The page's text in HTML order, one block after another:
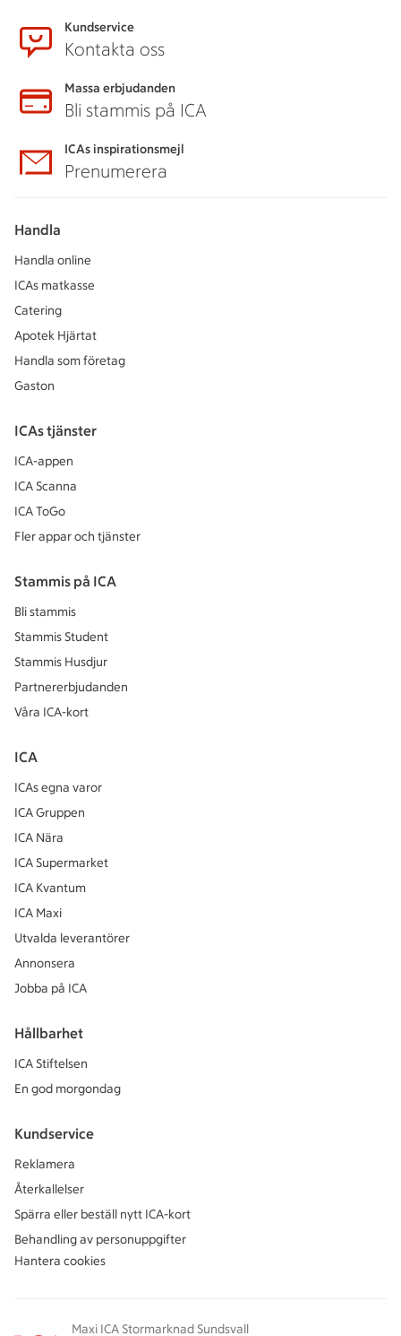
Kundservice
Kontakta oss
Massa erbjudanden
Bli stammis på ICA
ICAs inspirationsmejl
Prenumerera
Handla
Handla online
ICAs matkasse
Catering
Apotek Hjärtat
Handla som företag
Gaston
ICAs tjänster
ICA-appen
ICA Scanna
ICA ToGo
Fler appar och tjänster
Stammis på ICA
Bli stammis
Stammis Student
Stammis Husdjur
Partnererbjudanden
Våra ICA-kort
ICA
ICAs egna varor
ICA Gruppen
ICA Nära
ICA Supermarket
ICA Kvantum
ICA Maxi
Utvalda leverantörer
Annonsera
Jobba på ICA
Hållbarhet
ICA Stiftelsen
En god morgondag
Kundservice
Reklamera
Återkallelser
Spärra eller beställ nytt ICA-kort
Behandling av personuppgifter
Hantera cookies
Maxi ICA Stormarknad Sundsvall